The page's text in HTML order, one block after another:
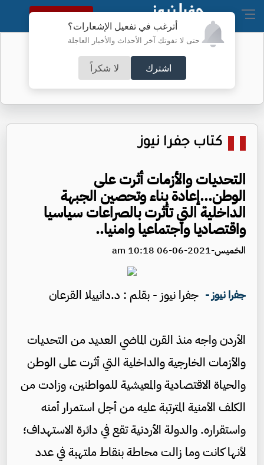
أترغب في تفعيل الإشعارات؟
حتى لا تفوتك آخر الأحداث والأخبار العاجلة
اشترك لا شكراً
النسخة الكاملة
يوضح
كتاب جفرا نيوز
التحديات والأزمات أثرت على
الوطن...إعادة بناء وتحصين الجبهة
الداخلية التي تأثرت بالصراعات سياسيا
واقتصاديا واجتماعيا وامنيا..
الخميس-2021-06-06 10:18 am
جفرا نيوز - جفرا نيوز - بقلم : د.دانييلا القرعان
الأردن واجه منذ القرن الماضي العديد من التحديات
والأزمات الخارجية والداخلية التي أثرت على الوطن
والحياة الاقتصادية والمعيشية للمواطنين، وزادت من
الكلف الأمنية المترتبة عليه من أجل استمرار أمنه
واستقراره. والدولة الأردنية تقع في دائرة الاستهداف؛
لأنها كانت وما زالت محاطة بنقاط ملتهبة في عدد